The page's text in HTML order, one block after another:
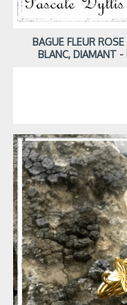
BAGUE FLEUR
BLANC, DIAMANT